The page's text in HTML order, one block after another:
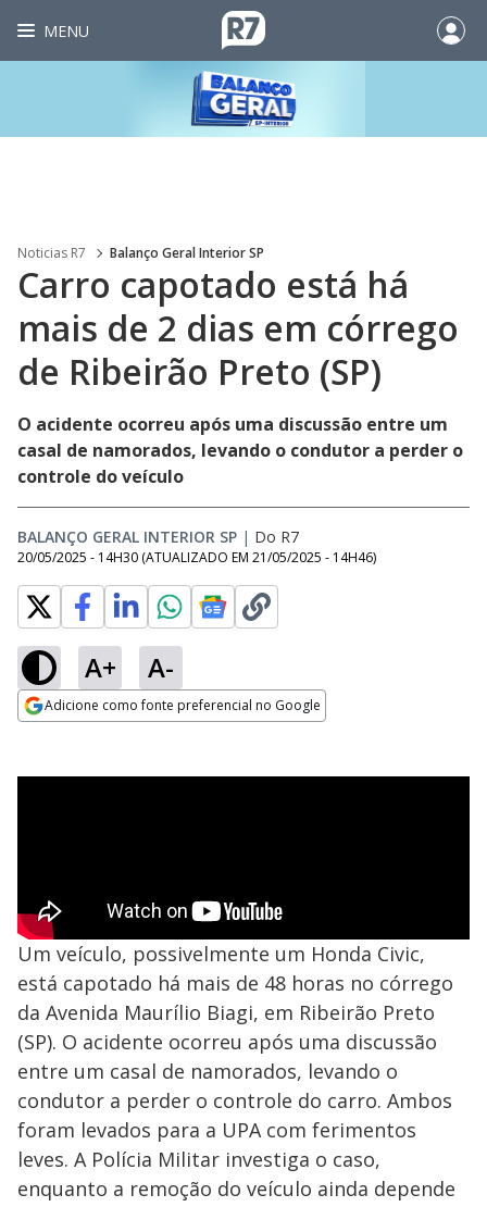
MENU
Noticias R7 Balanço Geral Interior SP
Carro capotado está há
mais de 2 dias em córrego
de Ribeirão Preto (SP)
O acidente ocorreu após uma discussão entre um
casal de namorados, levando o condutor a perder o
controle do veículo
BALANÇO GERAL INTERIOR SP | Do R7
20/05/2025 - 14H30 (ATUALIZADO EM 21/05/2025 - 14H46)
A+ A-
Adicione como fonte preferencial no Google
Um veículo, possivelmente um Honda Civic,
está capotado há mais de 48 horas no córrego
da Avenida Maurílio Biagi, em Ribeirão Preto
(SP). O acidente ocorreu após uma discussão
entre um casal de namorados, levando o
condutor a perder o controle do carro. Ambos
foram levados para a UPA com ferimentos
leves. A Polícia Militar investiga o caso,
enquanto a remoção do veículo ainda depende